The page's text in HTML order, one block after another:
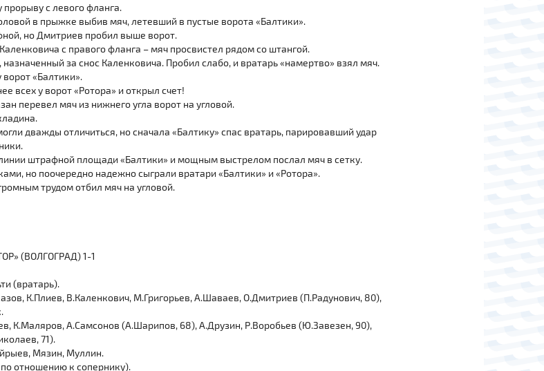
с левого фланга.
в прыжке выбив мяч, летевший в пустые ворота «Балтики».
но Дмитриев пробил выше ворот.
с правого фланга – мяч просвистел рядом со штангой.
за снос Каленковича. Пробил слабо, и вратарь «намертво» взял мяч.
«Балтики».
всех у ворот «Ротора» и открыл счет!
перевел мяч из нижнего угла ворот на угловой.
дважды отличиться, но сначала «Балтику» спас вратарь, парировавший удар
штрафной площади «Балтики» и мощным выстрелом послал мяч в сетку.
но поочередно надежно сыграли вратари «Балтики» и «Ротора».
трудом отбил мяч на угловой.
(ВОЛГОГРАД) 1-1
(вратарь).
К.Плиев, В.Каленкович, М.Григорьев, А.Шаваев, О.Дмитриев (П.Радунович, 80),
К.Маляров, А.Самсонов (А.Шарипов, 68), А.Друзин, Р.Воробьев (Ю.Завезен, 90),
71).
Мязин, Муллин.
отношению к сопернику).